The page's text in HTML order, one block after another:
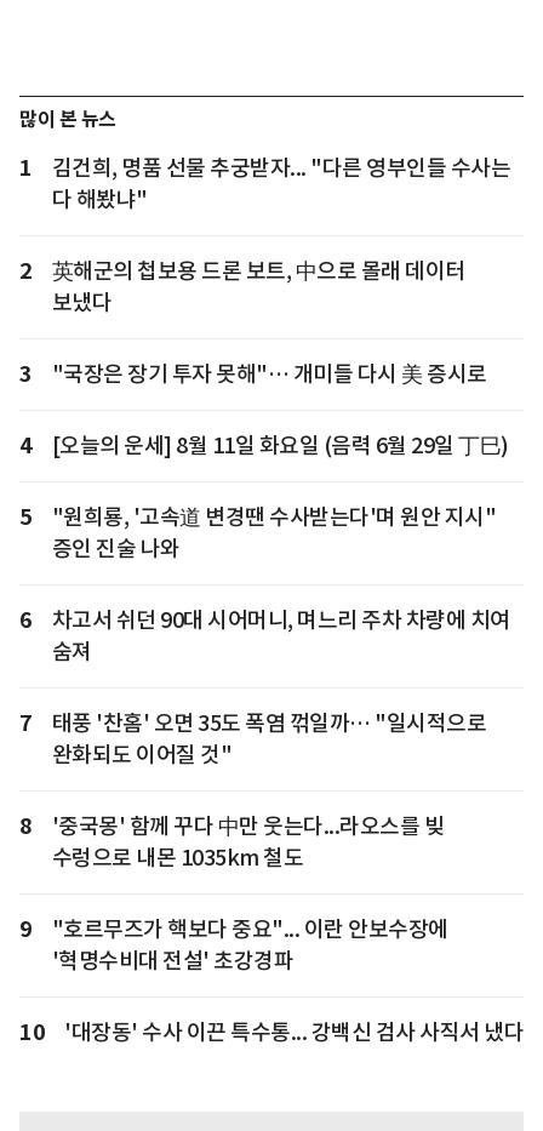
많이 본 뉴스
1
김건희, 명품 선물 추궁받자... "다른 영부인들 수사는
다 해봤냐"
2
英해군의 첩보용 드론 보트, 中으로 몰래 데이터
보냈다
3 "국장은 장기 투자 못해"… 개미들 다시 美 증시로
4 [오늘의 운세] 8월 11일 화요일 (음력 6월 29일 丁巳)
5
"원희룡, '고속道 변경땐 수사받는다'며 원안 지시"
증인 진술 나와
6
차고서 쉬던 90대 시어머니, 며느리 주차 차량에 치여
숨져
7
태풍 '찬홈' 오면 35도 폭염 꺾일까… "일시적으로
완화되도 이어질 것"
8
'중국몽' 함께 꾸다 中만 웃는다...라오스를 빚
수렁으로 내몬 1035km 철도
9
"호르무즈가 핵보다 중요"... 이란 안보수장에
'혁명수비대 전설' 초강경파
10 '대장동' 수사 이끈 특수통... 강백신 검사 사직서 냈다